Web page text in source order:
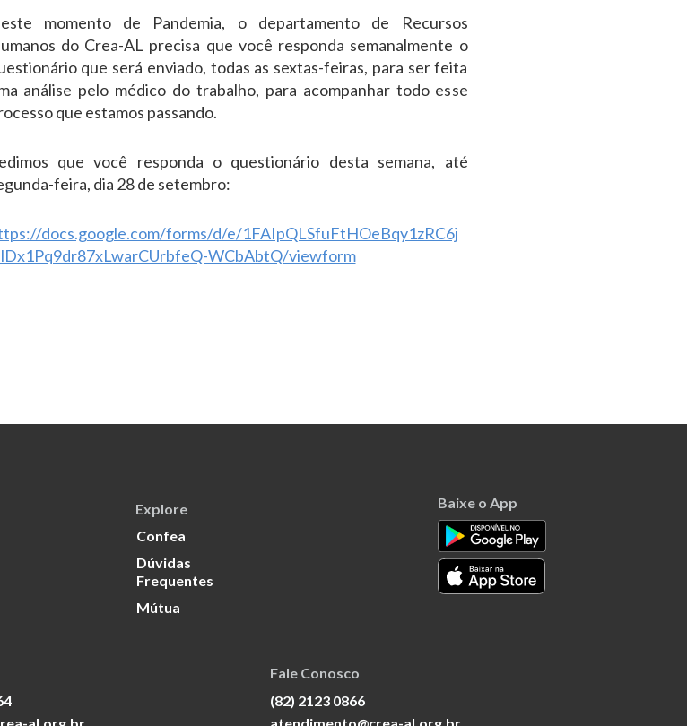
momento de Pandemia, o departamento de Recursos
do Crea-AL precisa que você responda semanalmente o
que será enviado, todas as sextas-feiras, para ser feita
análise pelo médico do trabalho, para acompanhar todo esse
que estamos passando.
que você responda o questionário desta semana, até
feira, dia 28 de setembro:
docs.google.com/forms/d/e/1FAIpQLSfuFtHOeBqy1zRC6j
WCbAbtQ/viewform
Explore
Confea
Dúvidas
Frequentes
Mútua
Baixe o App
Fale Conosco
(82) 2123 0866